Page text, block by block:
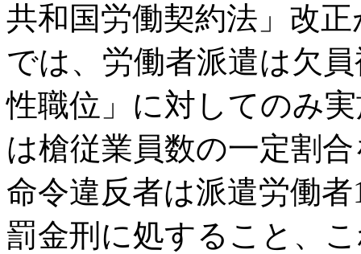
共和国労働契約法」改
では、労働者派遣は欠
性職位」に対してのみ
は槍従業員数の一定割
命令違反者は派遣労働者
罰金刑に処すること、